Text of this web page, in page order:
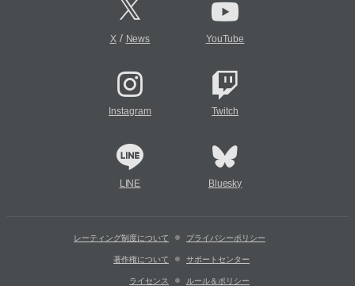
X/ News YouTube
Instagram Twitch
LINE Bluesky
レーティング制度について プライバシーポリシー
著作権について サポートセンター
ライセンス ルール＆ポリシー